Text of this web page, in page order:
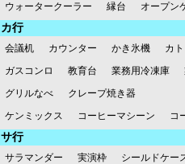
ウォータークーラー
縁台 オープン
カ行
会議机 カウンター かき氷機
カ
ガスコンロ
教育台 業務用冷凍庫
グリルなべ
クレープ焼き器
ケンミックス
コーヒーマシーン コ
サ行
サラマンダー 実演枠
シールドケー